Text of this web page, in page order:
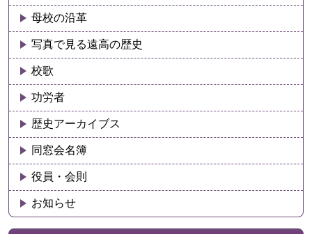
母校の沿革
写真で見る遠高の歴史
校歌
功労者
歴史アーカイブス
同窓会名簿
役員・会則
お知らせ